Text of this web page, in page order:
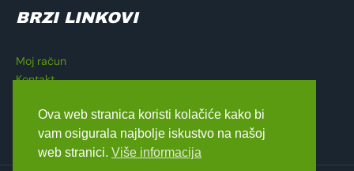
BRZI LINKOVI
Moj račun
Kontakt
Blagajna
Ova web stranica koristi kolačiće kako bi
vam osigurala najbolje iskustvo na našoj
web stranici. Više informacija